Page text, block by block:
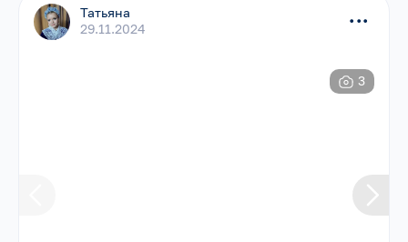
Татьяна
29.11.2024
...
3